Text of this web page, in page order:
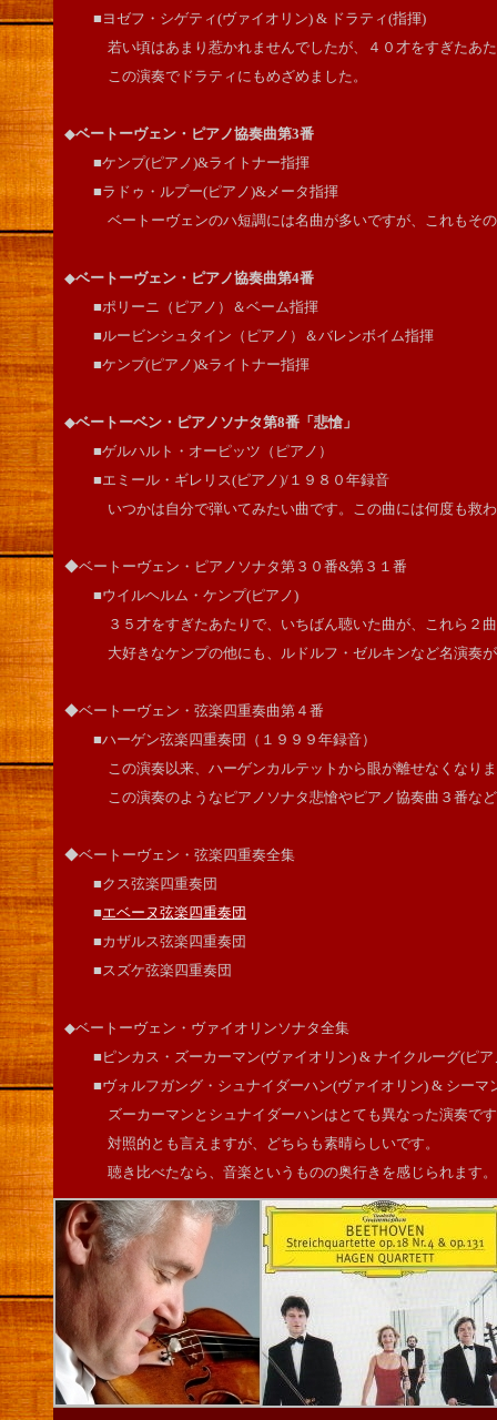
■ヨゼフ・シゲティ(ヴァイオリン) & ドラティ(指揮)
若い頃はあまり惹かれませんでしたが、４０才をすぎたあた
この演奏でドラティにもめざめました。
◆ベートーヴェン・ピアノ協奏曲第3番
■ケンプ(ピアノ)&ライトナー指揮
■ラドゥ・ルプー(ピアノ)&メータ指揮
ベートーヴェンのハ短調には名曲が多いですが、これもその
◆ベートーヴェン・ピアノ協奏曲第4番
■ポリーニ（ピアノ）＆ベーム指揮
■ルービンシュタイン（ピアノ）＆バレンボイム指揮
■ケンプ(ピアノ)&ライトナー指揮
◆ベートーベン・ピアノソナタ第8番「悲愴」
■ゲルハルト・オーピッツ（ピアノ）
■エミール・ギレリス(ピアノ)/１９８０年録音
いつかは自分で弾いてみたい曲です。この曲には何度も救わ
◆ベートーヴェン・ピアノソナタ第３０番&第３１番
■ウイルヘルム・ケンプ(ピアノ)
３５才をすぎたあたりで、いちばん聴いた曲が、これら２曲
大好きなケンプの他にも、ルドルフ・ゼルキンなど名演奏が
◆ベートーヴェン・弦楽四重奏曲第４番
■ハーゲン弦楽四重奏団（１９９９年録音）
この演奏以来、ハーゲンカルテットから眼が離せなくなりま
この演奏のようなピアノソナタ悲愴やピアノ協奏曲３番など
◆ベートーヴェン・弦楽四重奏全集
■クス弦楽四重奏団
■エベーヌ弦楽四重奏団
■カザルス弦楽四重奏団
■スズケ弦楽四重奏団
◆ベートーヴェン・ヴァイオリンソナタ全集
■ピンカス・ズーカーマン(ヴァイオリン) & ナイクルーグ(ピア
■ヴォルフガング・シュナイダーハン(ヴァイオリン) & シーマ
ズーカーマンとシュナイダーハンはとても異なった演奏で
対照的とも言えますが、どちらも素晴らしいです。
聴き比べたなら、音楽というものの奥行きを感じられます。